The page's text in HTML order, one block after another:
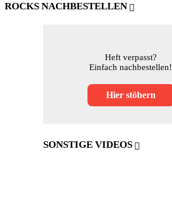
ROCKS NACHBESTELLEN
Heft verpasst?
Einfach nachbestellen!
Hier stöbern
SONSTIGE VIDEOS